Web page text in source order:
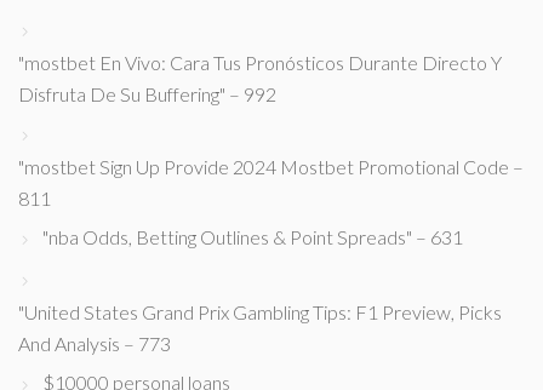
"mostbet En Vivo: Cara Tus Pronósticos Durante Directo Y
Disfruta De Su Buffering" – 992
"mostbet Sign Up Provide 2024 Mostbet Promotional Code –
811
"nba Odds, Betting Outlines & Point Spreads" – 631
"United States Grand Prix Gambling Tips: F1 Preview, Picks
And Analysis – 773
$10000 personal loans